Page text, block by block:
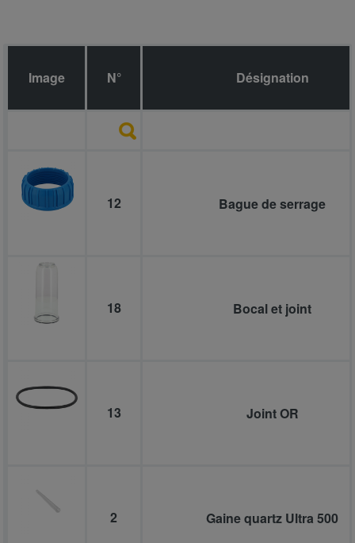
Image N° Désignation
12 Bague de serrage
18 Bocal et joint
13 Joint OR
2 Gaine quartz Ultra 500